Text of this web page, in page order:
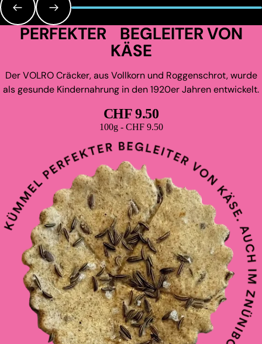
PERFEKTER BEGLEITER VON
KÄSE
Der VOLRO Cräcker, aus Vollkorn und Roggenschrot, wurde
als gesunde Kindernahrung in den 1920er Jahren entwickelt.
CHF 9.50
Grundpreis
100g - CHF 9.50